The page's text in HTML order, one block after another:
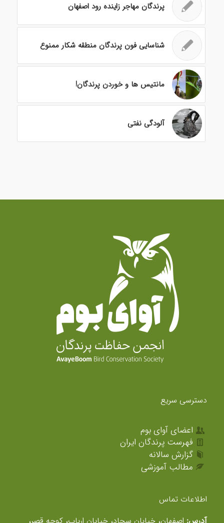
پرندگان مهاجر زاینده رود اصفهان
شناسایی فون پرندگان منطقه شکار ممنوع
مانتیس ها و خوردن پرندگان!
آلودگی نفتی
دسترسی سریع
اعضای آوای بوم
فهرست پرندگان ایران
گزارش سالانه
مطالب آموزشی
اطلاعات تماس